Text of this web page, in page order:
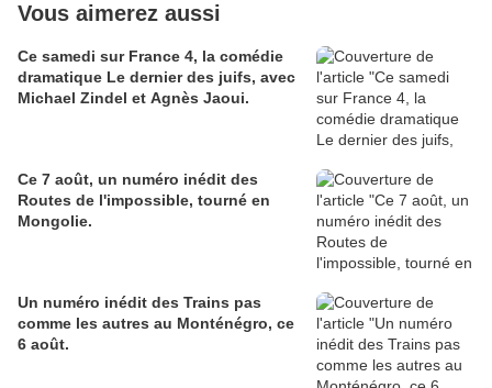
Vous aimerez aussi
Ce samedi sur France 4, la comédie
dramatique Le dernier des juifs, avec
Michael Zindel et Agnès Jaoui.
Ce 7 août, un numéro inédit des
Routes de l'impossible, tourné en
Mongolie.
Un numéro inédit des Trains pas
comme les autres au Monténégro, ce
6 août.